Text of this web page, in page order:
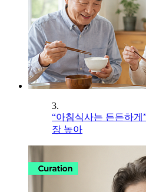
3.
“아침식사는 든든하게
장 높아